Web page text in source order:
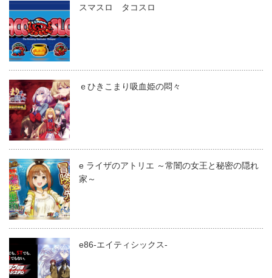
スマスロ タコスロ
ｅひきこまり吸血姫の悶々
e ライザのアトリエ ～常闇の女王と秘密の隠れ
家～
e86-エイティシックス-